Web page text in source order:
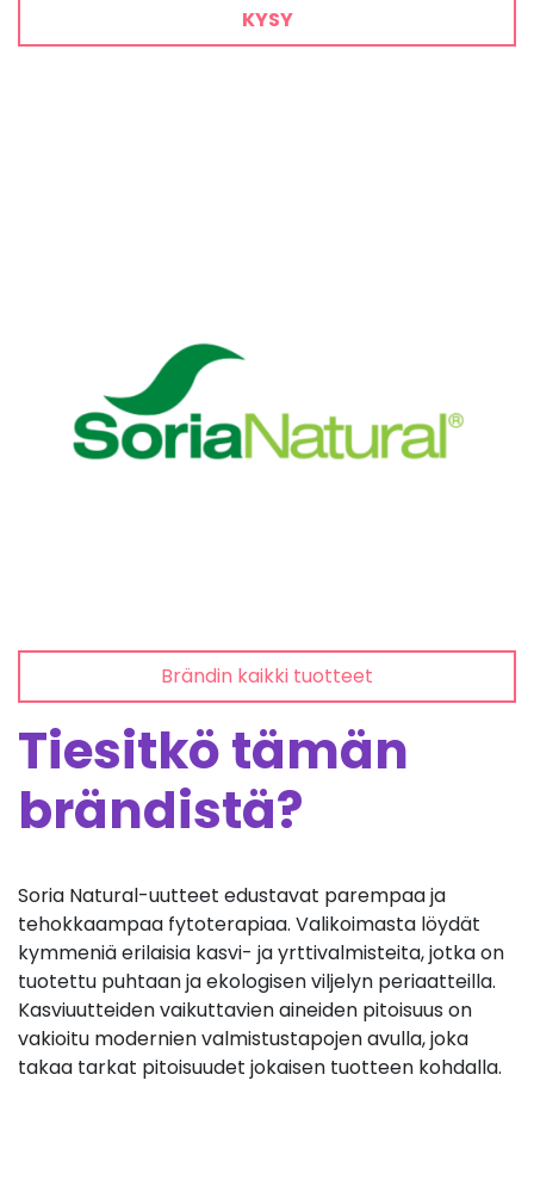
KYSY
Brändin kaikki tuotteet
Tiesitkö tämän
brändistä?
Soria Natural-uutteet edustavat parempaa ja
tehokkaampaa fytoterapiaa. Valikoimasta löydät
kymmeniä erilaisia kasvi- ja yrttivalmisteita, jotka on
tuotettu puhtaan ja ekologisen viljelyn periaatteilla.
Kasviuutteiden vaikuttavien aineiden pitoisuus on
vakioitu modernien valmistustapojen avulla, joka
takaa tarkat pitoisuudet jokaisen tuotteen kohdalla.